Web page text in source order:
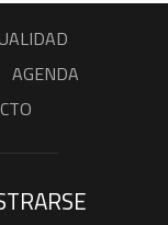
AGENDA